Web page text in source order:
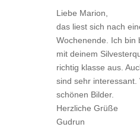
Liebe Marion,
das liest sich nach
Wochenende. Ich bin
mit deinem
richtig klasse aus.
sind sehr interessant.
schönen Bilder.
Herzliche Grüße
Gudrun